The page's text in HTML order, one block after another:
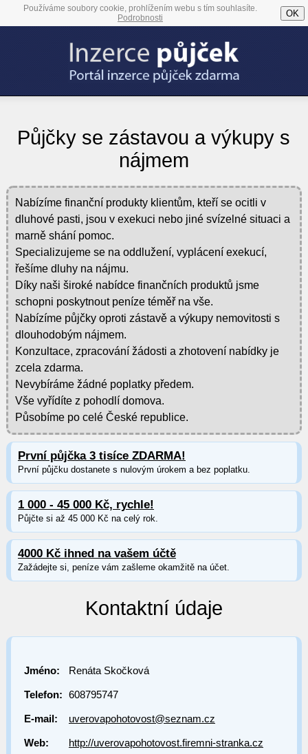
Používáme soubory cookie, prohlížením webu s tím souhlasíte.
Podrobnosti
OK
Půjčky se zástavou a výkupy s
nájmem
Nabízíme finanční produkty klientům, kteří se ocitli v
dluhové pasti, jsou v exekuci nebo jiné svízelné situaci a
marně shání pomoc.
Specializujeme se na oddlužení, vyplácení exekucí,
řešíme dluhy na nájmu.
Díky naši široké nabídce finančních produktů jsme
schopni poskytnout peníze téměř na vše.
Nabízíme půjčky oproti zástavě a výkupy nemovitosti s
dlouhodobým nájmem.
Konzultace, zpracování žádosti a zhotovení nabídky je
zcela zdarma.
Nevybíráme žádné poplatky předem.
Vše vyřídíte z pohodlí domova.
Působíme po celé České republice.
První půjčka 3 tisíce ZDARMA!
První půjčku dostanete s nulovým úrokem a bez poplatku.
1 000 - 45 000 Kč, rychle!
Půjčte si až 45 000 Kč na celý rok.
4000 Kč ihned na vašem účtě
Zažádejte si, peníze vám zašleme okamžitě na účet.
Kontaktní údaje
Jméno: Renáta Skočková
Telefon: 608795747
E-mail: uverovapohotovost@seznam.cz
Web: http://uverovapohotovost.firemni-stranka.cz